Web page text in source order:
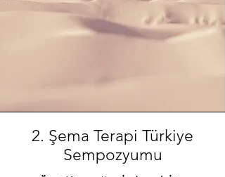
2. Şema Terapi Türkiye
Sempozyumu